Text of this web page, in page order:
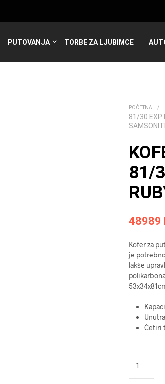
PUTOVANJA TORBE ZA LJUBIMCE
POČETNA /
81/30 EXP
81/
48989
Kofer za
je
lakše
Četiri